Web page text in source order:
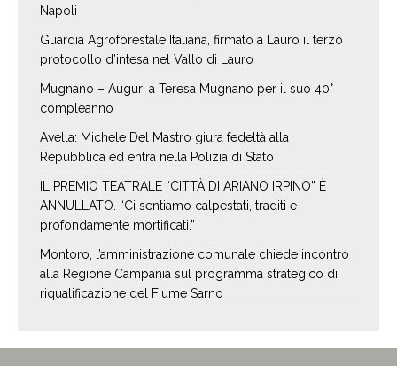
Napoli
Guardia Agroforestale Italiana, firmato a Lauro il terzo
protocollo d’intesa nel Vallo di Lauro
Mugnano – Auguri a Teresa Mugnano per il suo 40°
compleanno
Avella: Michele Del Mastro giura fedeltà alla
Repubblica ed entra nella Polizia di Stato
IL PREMIO TEATRALE “CITTÀ DI ARIANO IRPINO” È
ANNULLATO. “Ci sentiamo calpestati, traditi e
profondamente mortificati.”
Montoro, l’amministrazione comunale chiede incontro
alla Regione Campania sul programma strategico di
riqualificazione del Fiume Sarno